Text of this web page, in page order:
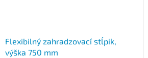
Flexibilný zahradzovací stĺpik,
výška 750 mm